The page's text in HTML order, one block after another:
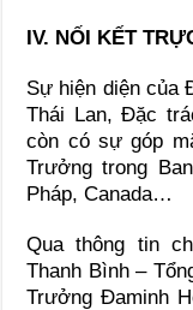
IV. NỐI KẾT
Sự hiện diện của
Thái Lan, Đặc
còn có sự góp
Trưởng trong
Pháp, Canada…
Qua thông tin
Thanh Bình –
Trưởng Đaminh